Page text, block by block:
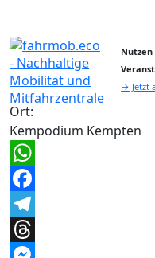
Nutzen
→ Jetzt
Ort:
Kempodium Kempten
WhatsApp
Facebook
Telegram